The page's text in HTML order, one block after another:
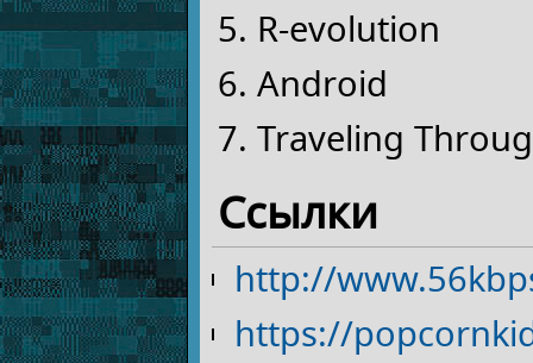
R-evolution
Android
Traveling
Ссылки
http://
https://